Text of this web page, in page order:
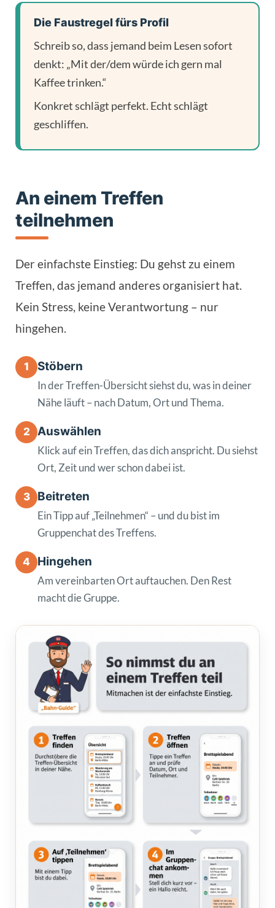
Die Faustregel fürs Profil
Schreib so, dass jemand beim Lesen sofort
denkt: „Mit der/dem würde ich gern mal
Kaffee trinken.“
Konkret schlägt perfekt. Echt schlägt
geschliffen.
An einem Treffen
teilnehmen
Der einfachste Einstieg: Du gehst zu einem
Treffen, das jemand anderes organisiert hat.
Kein Stress, keine Verantwortung – nur
hingehen.
1 Stöbern
In der Treffen-Übersicht siehst du, was in deiner
Nähe läuft – nach Datum, Ort und Thema.
2 Auswählen
Klick auf ein Treffen, das dich anspricht. Du siehst
Ort, Zeit und wer schon dabei ist.
3 Beitreten
Ein Tipp auf „Teilnehmen“ – und du bist im
Gruppenchat des Treffens.
4 Hingehen
Am vereinbarten Ort auftauchen. Den Rest
macht die Gruppe.